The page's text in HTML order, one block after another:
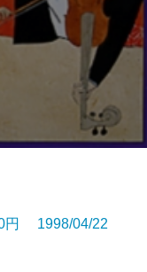
円 1998/04/22